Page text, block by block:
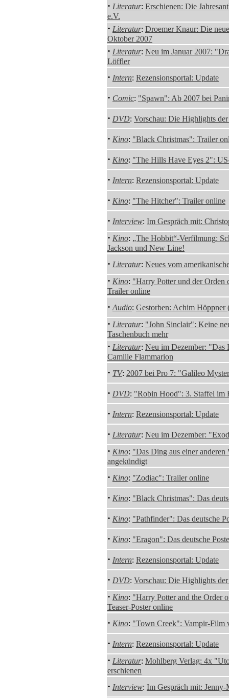
· Literatur: Erschienen: Die
e.V.
· Literatur: Droemer Knaur: Die
Oktober 2007
· Literatur: Neu im Januar 2007:
Löffler
· Intern: Rezensionsportal: Update
· Comic: "Spawn": Ab 2007 bei
· DVD: Vorschau: Die Highlights
· Kino: "Black Christmas": Trailer
· Kino: "The Hills Have Eyes 2":
· Intern: Rezensionsportal: Update
· Kino: "The Hitcher": Trailer online
· Interview: Im Gespräch mit:
· Kino: „The Hobbit“-Verfilmung:
Jackson und New Line!
· Literatur: Neues vom
· Kino: "Harry Potter und der Orden
Trailer online
· Audio: Gestorben: Achim Höppner
· Literatur: "John Sinclair": Keine
Taschenbuch mehr
· Literatur: Neu im Dezember: "Das
Camille Flammarion
· TV: 2007 bei Pro 7: "Galileo
· DVD: "Robin Hood": 3. Staffel im
· Intern: Rezensionsportal: Update
· Literatur: Neu im Dezember:
· Kino: "Das Ding aus einer anderen
angekündigt
· Kino: "Zodiac": Trailer online
· Kino: "Black Christmas": Das
· Kino: "Pathfinder": Das deutsche
· Kino: "Eragon": Das deutsche
· Intern: Rezensionsportal: Update
· DVD: Vorschau: Die Highlights
· Kino: "Harry Potter and the Order
Teaser-Poster online
· Kino: "Town Creek": Vampir-Film
· Intern: Rezensionsportal: Update
· Literatur: Mohlberg Verlag: 4x
erschienen
· Interview: Im Gespräch mit: